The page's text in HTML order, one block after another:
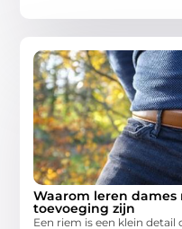
Waarom leren
toevoeging zijn
Een riem is een klein detail